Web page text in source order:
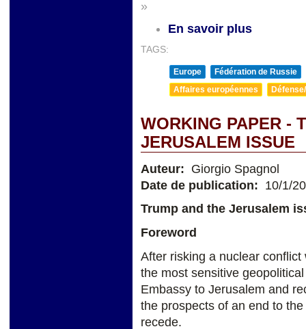
»
En savoir plus
TAGS:
Europe
Fédération de Russie
Affaires européennes
WORKING PAPER -
JERUSALEM ISSUE
Auteur: Giorgio Spagnol
Date de publication: 10/1/
Trump and the Jerusalem
Foreword
After risking a nuclear
the most sensitive
Embassy to Jerusalem and
the prospects of an end to
recede.